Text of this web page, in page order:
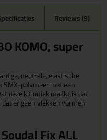
Reviews (9)
KOMO, super
neutrale, elastische
polymeer met een
deze kit uniek maakt is dat
er geen vlekken vormen
Fix ALL